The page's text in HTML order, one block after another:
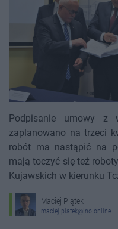
Podpisanie umowy z
zaplanowano na trzeci
robót ma nastąpić na
mają toczyć się też
Kujawskich w kierunku
Maciej Piątek
maciej.piatek@ino.online